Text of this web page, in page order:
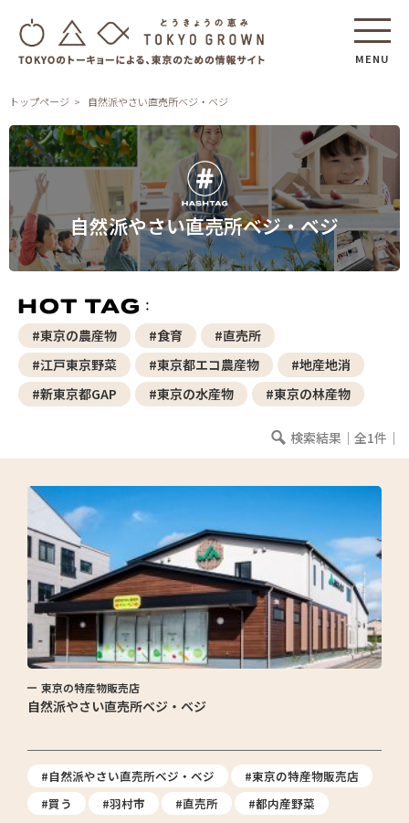
MENU
トップページ 自然派やさい直売所ベジ・ベジ
自然派やさい直売所ベジ・ベジ
#東京の農産物 #食育
#直売所
#江戸東京野菜
#東京都エコ農産物
#地産地消
#新東京都GAP
#東京の水産物 #東京の林産物
検索結果｜全1件｜
東京の特産物販売店
自然派やさい直売所ベジ・ベジ
#自然派やさい直売所ベジ・ベジ
#東京の特産物販売店
#買う
#羽村市 #直売所 #都内産野菜